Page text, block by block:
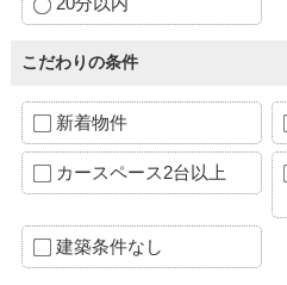
こだわりの条件
新着物件
カースペース2台以上
建築条件なし